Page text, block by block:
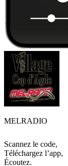
MELRADIO
Scannez le code,
Téléchargez l’app,
Écoutez.